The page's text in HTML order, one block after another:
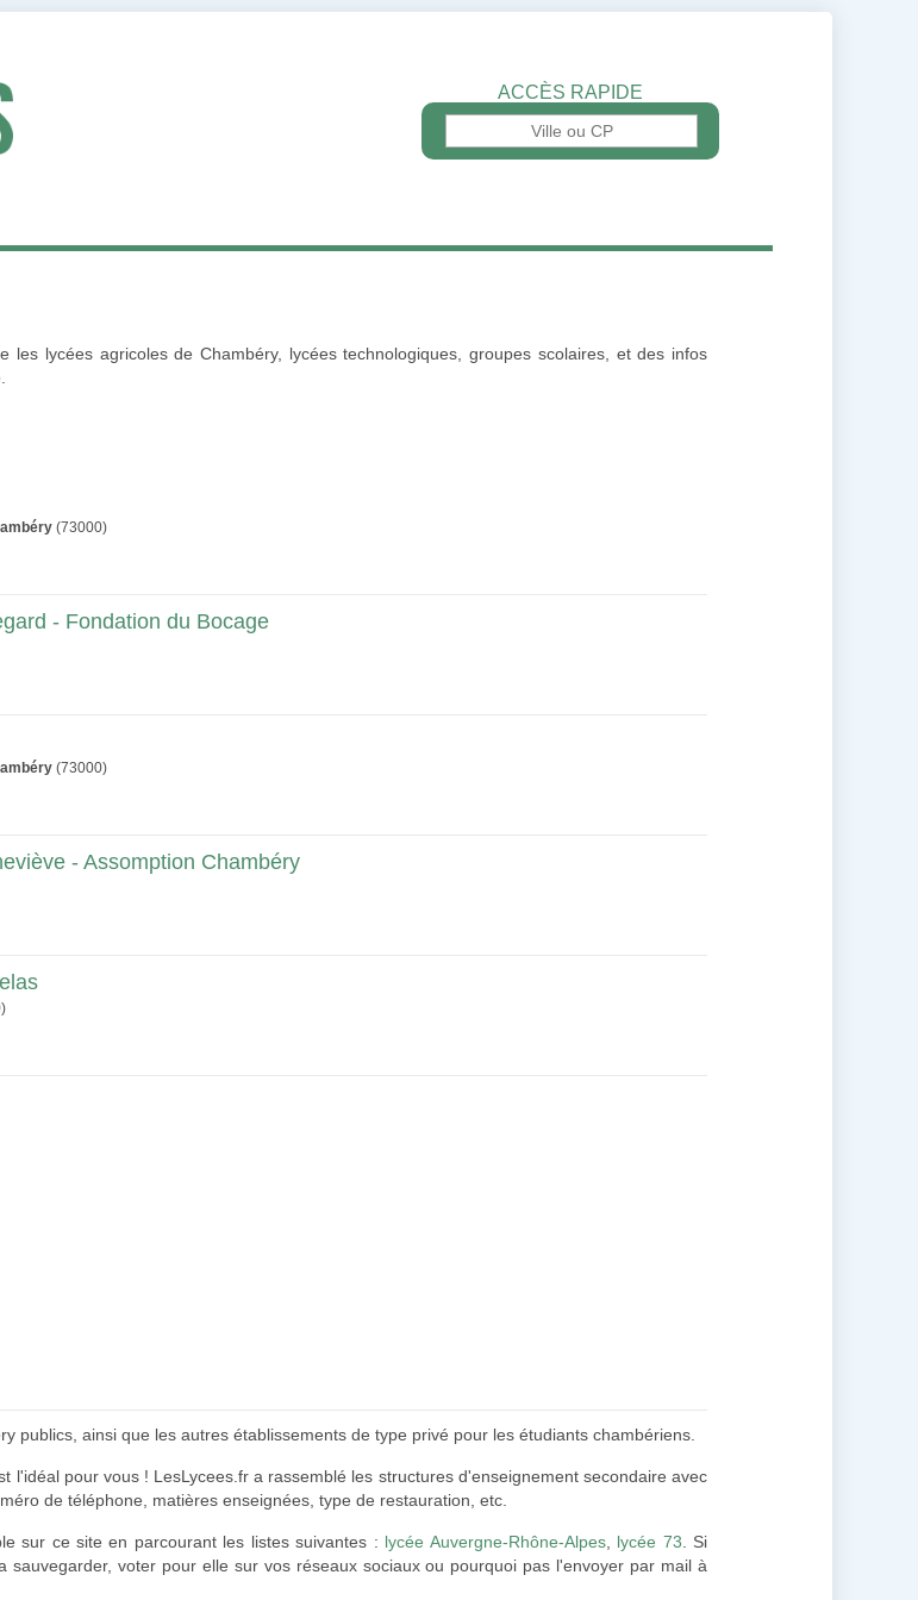
ACCÈS RAPIDE
les lycées agricoles de Chambéry, lycées technologiques, groupes scolaires, et des infos
(73000)
- Fondation du Bocage
(73000)
- Assomption Chambéry
publics, ainsi que les autres établissements de type privé pour les étudiants chambériens.
l'idéal pour vous ! LesLycees.fr a rassemblé les structures d'enseignement secondaire avec
de téléphone, matières enseignées, type de restauration, etc.
sur ce site en parcourant les listes suivantes : lycée Auvergne-Rhône-Alpes, lycée 73 . Si
voter pour elle sur vos réseaux sociaux ou pourquoi pas l'envoyer par mail à